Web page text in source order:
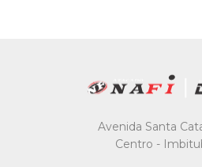
Avenida Santa
Centro -